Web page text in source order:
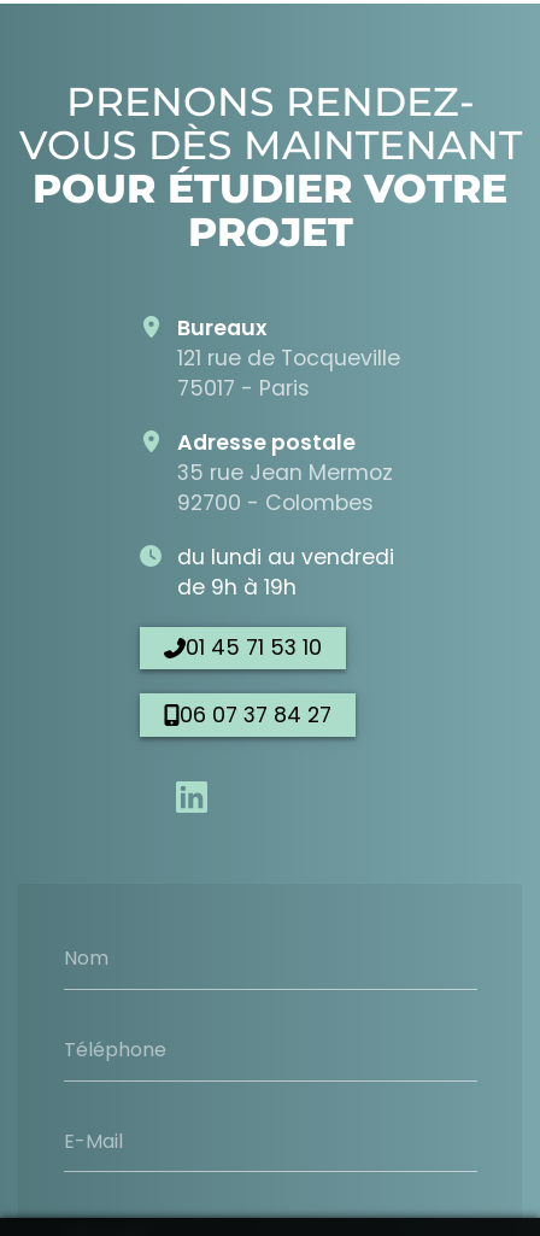
PRENONS RENDEZ-
VOUS DÈS MAINTENANT
POUR ÉTUDIER VOTRE
PROJET
Nom
Téléphone
E-Mail
Bureaux
121 rue de Tocqueville
75017 - Paris
Adresse postale
35 rue Jean Mermoz
92700 - Colombes
du lundi au vendredi
de 9h à 19h
01 45 71 53 10
06 07 37 84 27